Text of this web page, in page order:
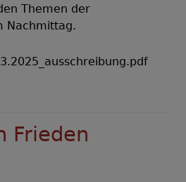
Themen der
Nachmittag.
Frieden